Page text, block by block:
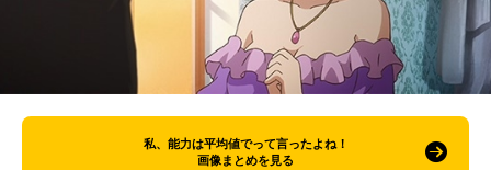
私、能力は平均値でって言ったよね！
画像まとめを見る